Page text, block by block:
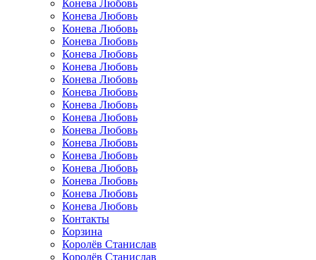
Конева Любовь
Конева Любовь
Конева Любовь
Конева Любовь
Конева Любовь
Конева Любовь
Конева Любовь
Конева Любовь
Конева Любовь
Конева Любовь
Конева Любовь
Конева Любовь
Конева Любовь
Конева Любовь
Конева Любовь
Конева Любовь
Конева Любовь
Контакты
Корзина
Королёв Станислав
Королёв Станислав